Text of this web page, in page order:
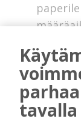
12 kk
tavalla